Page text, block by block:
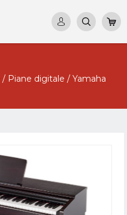
/ Piane digitale / Yamaha